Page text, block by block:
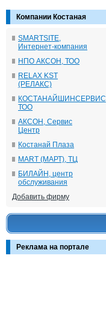
Компании Костаная
SMARTSITE,
Интернет-компания
НПО АКСОН, ТОО
RELAX KST
(РЕЛАКС)
КОСТАНАЙШИНСЕРВИС,
ТОО
АКСОН, Сервис
Центр
Костанай Плаза
MART (МАРТ), ТЦ
БИЛАЙН, центр
обслуживания
Добавить фирму
Реклама на портале